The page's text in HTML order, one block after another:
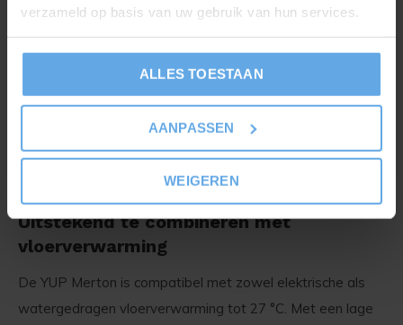
verzameld op basis van uw gebruik van hun services.
ALLES TOESTAAN
AANPASSEN
WEIGEREN
De vloer is volledig waterbestendig en eenvoudig schoon
te houden. Dankzij de slijtvaste toplaag blijft het dessin
woongebruik als commerciële toepassingen. Let op: deze
vloer heeft geen geïntegreerde onderlaag, dus een
geschikte ondervloer is vereist voor installatie.
Uitstekend te combineren met
vloerverwarming
De YUP Merton is compatibel met zowel elektrische als
watergedragen vloerverwarming tot 27 °C. Met een lage